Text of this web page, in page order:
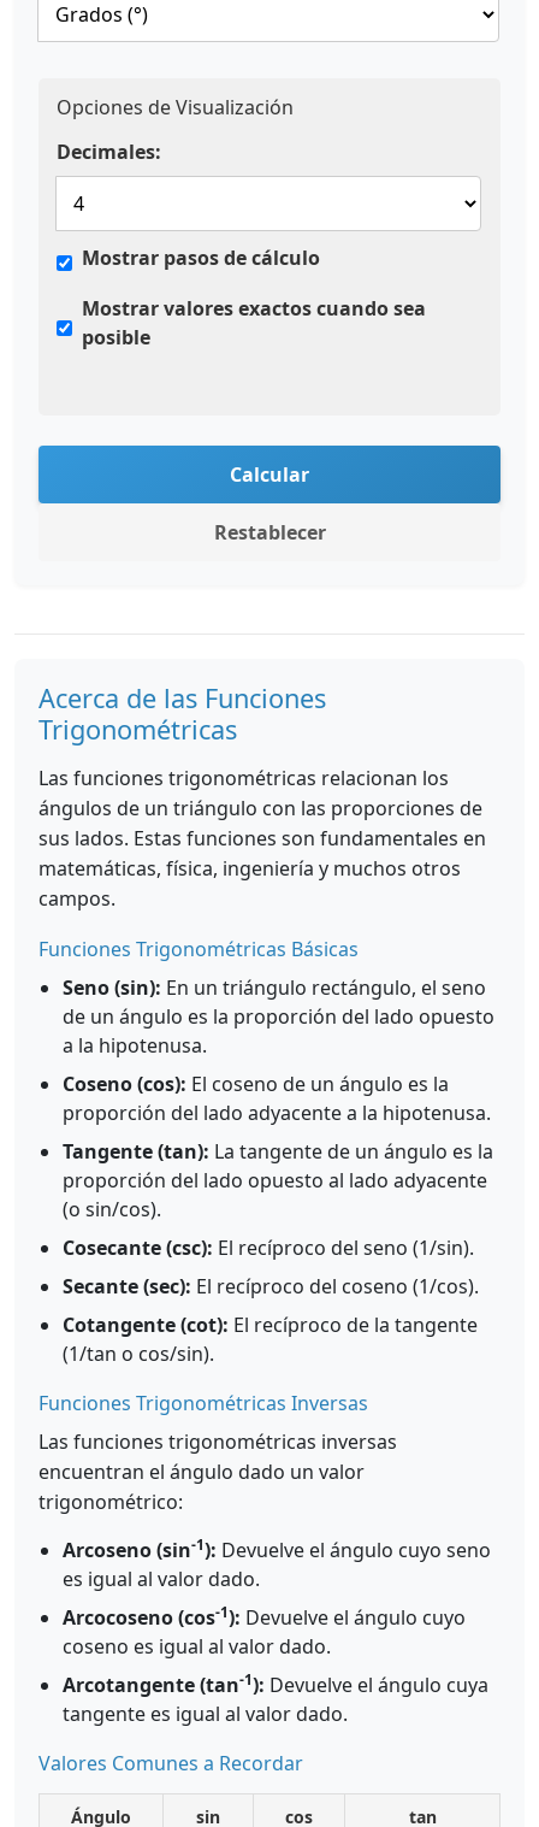
Opciones de Visualización
Decimales:
Mostrar pasos de cálculo
Mostrar valores exactos cuando sea
posible
Calcular
Restablecer
Acerca de las Funciones
Trigonométricas
Las funciones trigonométricas relacionan los
ángulos de un triángulo con las proporciones de
sus lados. Estas funciones son fundamentales en
matemáticas, física, ingeniería y muchos otros
campos.
Funciones Trigonométricas Básicas
Seno (sin): En un triángulo rectángulo, el seno
de un ángulo es la proporción del lado opuesto
a la hipotenusa.
Coseno (cos): El coseno de un ángulo es la
proporción del lado adyacente a la hipotenusa.
Tangente (tan): La tangente de un ángulo es la
proporción del lado opuesto al lado adyacente
(o sin/cos).
Cosecante (csc): El recíproco del seno (1/sin).
Secante (sec): El recíproco del coseno (1/cos).
Cotangente (cot): El recíproco de la tangente
(1/tan o cos/sin).
Funciones Trigonométricas Inversas
Las funciones trigonométricas inversas
encuentran el ángulo dado un valor
trigonométrico:
Arcoseno (sin-1): Devuelve el ángulo cuyo seno
es igual al valor dado.
Arcocoseno (cos-1): Devuelve el ángulo cuyo
coseno es igual al valor dado.
Arcotangente (tan-1): Devuelve el ángulo cuya
tangente es igual al valor dado.
Valores Comunes a Recordar
Ángulo sin cos tan